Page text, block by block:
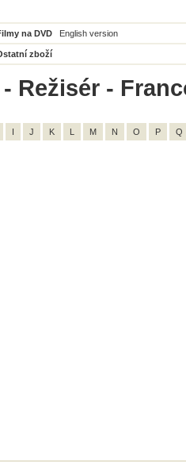
na DVD English version
zboží
Režisér -
I J K L M N O P Q